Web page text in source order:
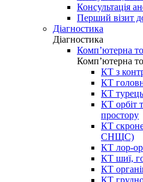
Консультація
Перший візит
Діагностика
Діагностика
Комп’ютерна
Комп’ютерна
КТ з
КТ
КТ
КТ орбіт
простору
КТ
СНЩС)
КТ лор-
КТ шиї,
КТ
КТ